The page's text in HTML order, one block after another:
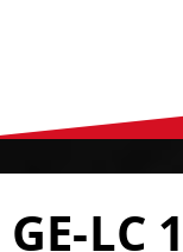
GE-LC